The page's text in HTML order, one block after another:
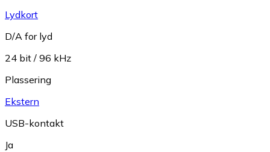
Lydkort
D/A for lyd
24 bit / 96 kHz
Plassering
Ekstern
USB-kontakt
Ja